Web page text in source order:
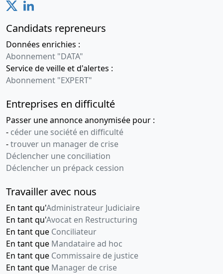
Candidats repreneurs
Données enrichies :
Abonnement "DATA"
Service de veille et d'alertes :
Abonnement "EXPERT"
Entreprises en difficulté
Passer une annonce anonymisée pour :
- céder une société en difficulté
-trouver un manager de crise
Déclencher une conciliation
Déclencher un prépack cession
Travailler avec nous
En tant qu'Administrateur Judiciaire
En tant qu'Avocat en Restructuring
En tant que Conciliateur
En tant que Mandataire ad hoc
En tant que Commissaire de justice
En tant que Manager de crise